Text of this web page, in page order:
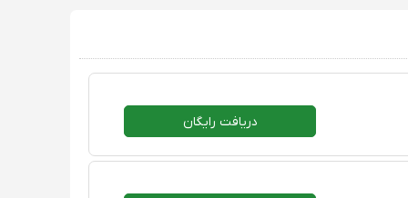
دریافت رایگان